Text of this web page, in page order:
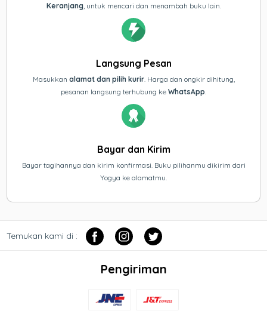
Keranjang, untuk mencari dan menambah buku lain.
Langsung Pesan
Masukkan alamat dan pilih kurir. Harga dan ongkir dihitung,
pesanan langsung terhubung ke WhatsApp.
Bayar dan Kirim
Bayar tagihannya dan kirim konfirmasi. Buku pilihanmu dikirim dari
Yogya ke alamatmu.
Temukan kami di :
Pengiriman